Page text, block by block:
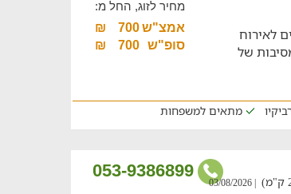
לאירוח
ומסיבות של
מחיר לזוג, החל מ:
אמצ"ש700
₪
סופ"ש
700
₪
מתאים למשפחות
053-9386899
| 03/08/2026